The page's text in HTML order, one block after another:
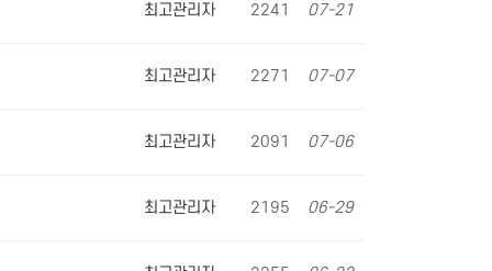
최고관리자 2241 07-21
최고관리자 2271 07-07
최고관리자 2091 07-06
최고관리자 2195 06-29